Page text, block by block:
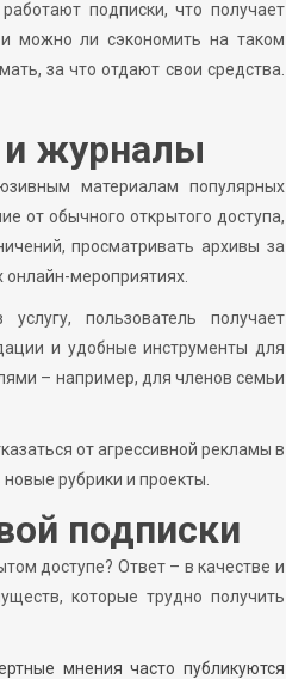
подписки, что получает
можно ли сэкономить на таком
за что отдают свои средства.
и журналы
материалам популярных
от обычного открытого доступа,
просматривать архивы за
мероприятиях.
пользователь получает
и удобные инструменты для
– например, для членов семьи
от агрессивной рекламы в
рубрики и проекты.
подписки
доступе? Ответ – в качестве и
которые трудно получить
мнения часто публикуются